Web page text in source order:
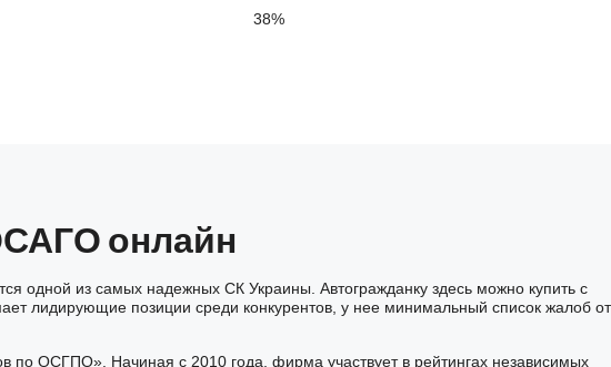
38%
онлайн
одной из самых надежных СК Украины. Автогражданку здесь можно купить с
лидирующие позиции среди конкурентов, у нее минимальный список жалоб от
по ОСГПО». Начиная с 2010 года, фирма участвует в рейтингах независимых